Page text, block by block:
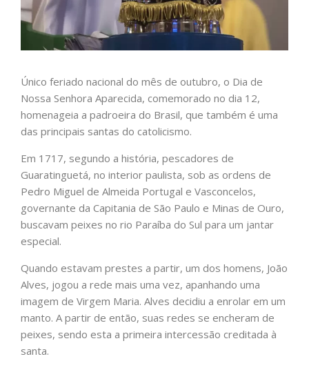
Único feriado nacional do mês de outubro, o Dia de
Nossa Senhora Aparecida, comemorado no dia 12,
homenageia a padroeira do Brasil, que também é uma
das principais santas do catolicismo.
Em 1717, segundo a história, pescadores de
Guaratinguetá, no interior paulista, sob as ordens de
Pedro Miguel de Almeida Portugal e Vasconcelos,
governante da Capitania de São Paulo e Minas de Ouro,
buscavam peixes no rio Paraíba do Sul para um jantar
especial.
Quando estavam prestes a partir, um dos homens, João
Alves, jogou a rede mais uma vez, apanhando uma
imagem de Virgem Maria. Alves decidiu a enrolar em um
manto. A partir de então, suas redes se encheram de
peixes, sendo esta a primeira intercessão creditada à
santa.